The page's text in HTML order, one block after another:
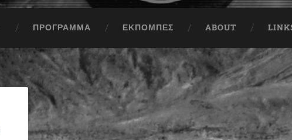
ΠΡΟΓΡΑΜΜΑ ΕΚΠΟΜΠΈΣ ABOUT